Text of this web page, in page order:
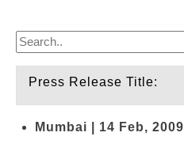
Press Release Title:
Mumbai | 14 Feb, 2009